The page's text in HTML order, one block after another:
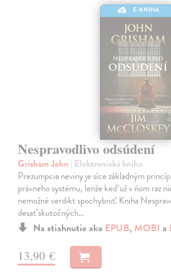
E-KNIHA
Nespravodlivo odsúdení
Grisham John | Elektronická kniha
Prezumpcia neviny je síce základným
právneho systému, lenže keď už v ňom raz
nemožné verdikt spochybniť. Kniha
desať skutočných…
Na stiahnutie ako EPUB, MOBI a
13,90 €